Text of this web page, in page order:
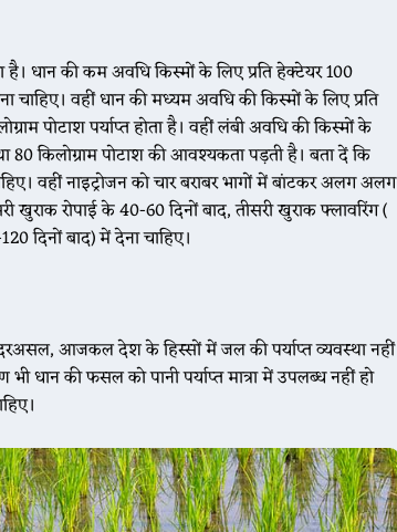
है। धान की कम अवधि किस्मों के लिए प्रति हेक्टेयर 100
चाहिए। वहीं धान की मध्यम अवधि की किस्मों के लिए प्रति
पोटाश पर्याप्त होता है। वहीं लंबी अवधि की किस्मों के
80 किलोग्राम पोटाश की आवश्यकता पड़ती है। बता दें कि
वहीं नाइट्रोजन को चार बराबर भागों में बांटकर अलग अलग
खुराक रोपाई के 40-60 दिनों बाद, तीसरी खुराक फ्लावरिंग (
दिनों बाद) में देना चाहिए।
आजकल देश के हिस्सों में जल की पर्याप्त व्यवस्था नहीं
धान की फसल को पानी पर्याप्त मात्रा में उपलब्ध नहीं हो